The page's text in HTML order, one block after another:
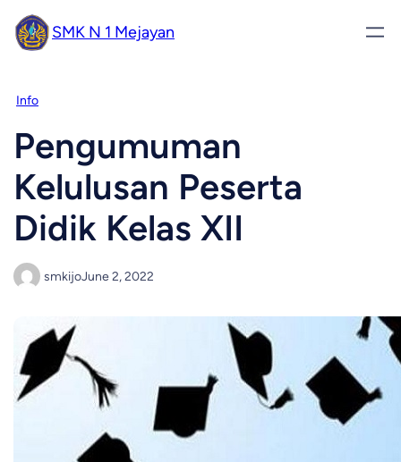
SMK N 1 Mejayan
Info
Pengumuman
Kelulusan Peserta
Didik Kelas XII
smkijoJune 2, 2022